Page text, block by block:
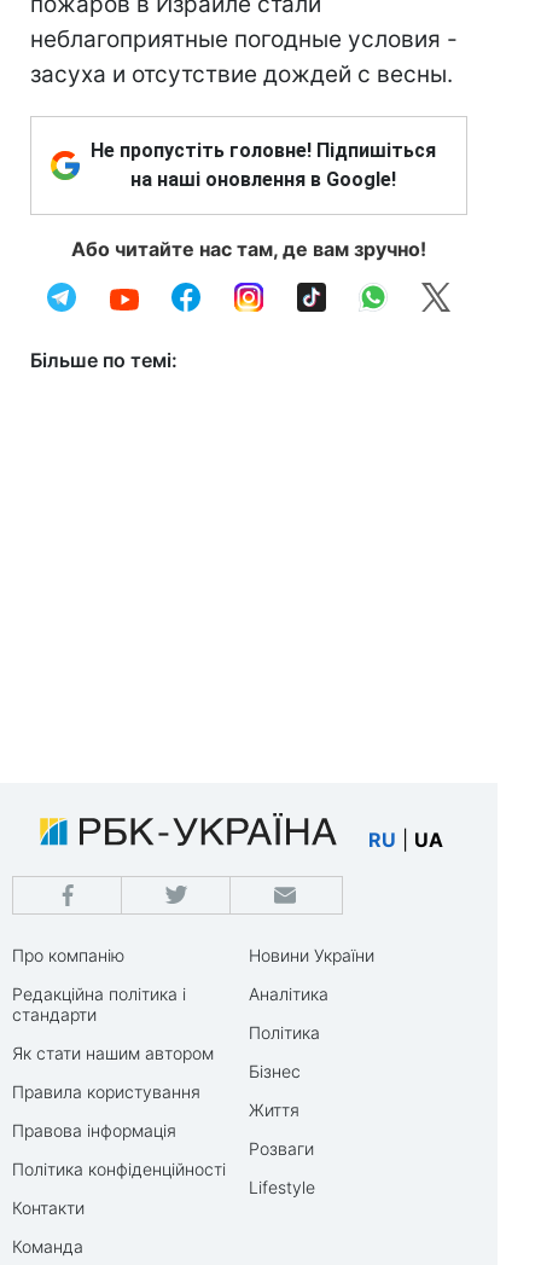
неблагоприятные погодные условия -
засуха и отсутствие дождей с весны.
Не пропустіть головне! Підпишіться
на наші оновлення в Google!
Або читайте нас там, де вам зручно!
Більше по темі:
RU UA
Про компанію
Редакційна політика і
стандарти
Як стати нашим автором
Правила користування
Правова інформація
Політика конфіденційності
Контакти
Команда
Новини України
Аналітика
Політика
Бізнес
Життя
Розваги
Lifestyle